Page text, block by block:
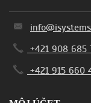
+421 908 685
+421 915 660